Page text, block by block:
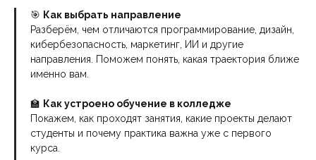
🎯 Как выбрать направление
Разберём, чем отличаются программирование, дизайн,
кибербезопасность, маркетинг, ИИ и другие
направления. Поможем понять, какая траектория ближе
именно вам.
🏫 Как устроено обучение в колледже
Покажем, как проходят занятия, какие проекты делают
студенты и почему практика важна уже с первого
курса.